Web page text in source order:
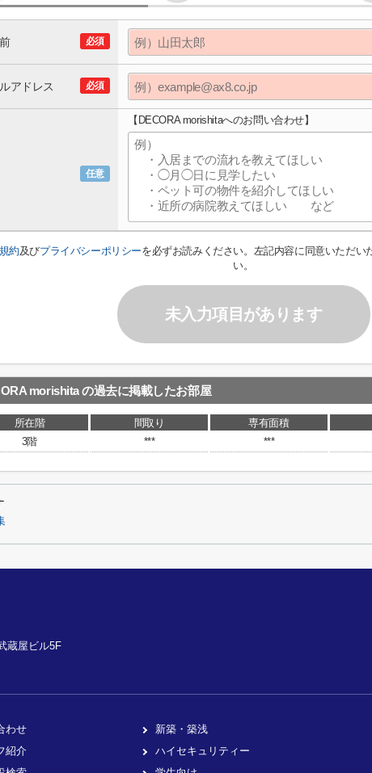
必須
必須
アドレス
任意
【DECORA morishitaへのお問い合わせ】
約及びプライバシーポリシーを必ずお読みください。左記内容に同意いただい
い。
未入力項目があります
morishitaの過去に掲載したお部屋
所在階 間取り 専有面積
3階
*** ***
蔵屋ビル5F
わせ
紹介
新築・築浅
ハイセキュリティー